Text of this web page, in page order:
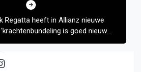
Regatta heeft in Allianz nieuwe
is goed nieuws